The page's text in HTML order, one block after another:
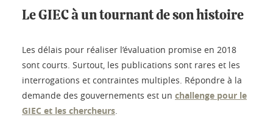
Le GIEC à un tournant de son histoire
Les délais pour réaliser l’évaluation promise en 2018
sont courts. Surtout, les publications sont rares et les
interrogations et contraintes multiples. Répondre à la
demande des gouvernements est un challenge pour le
GIEC et les chercheurs.